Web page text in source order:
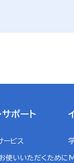
サポート
ービス
使いいただくために